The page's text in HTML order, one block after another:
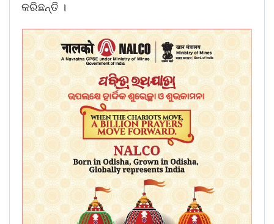
କରିଛନ୍ତି ।